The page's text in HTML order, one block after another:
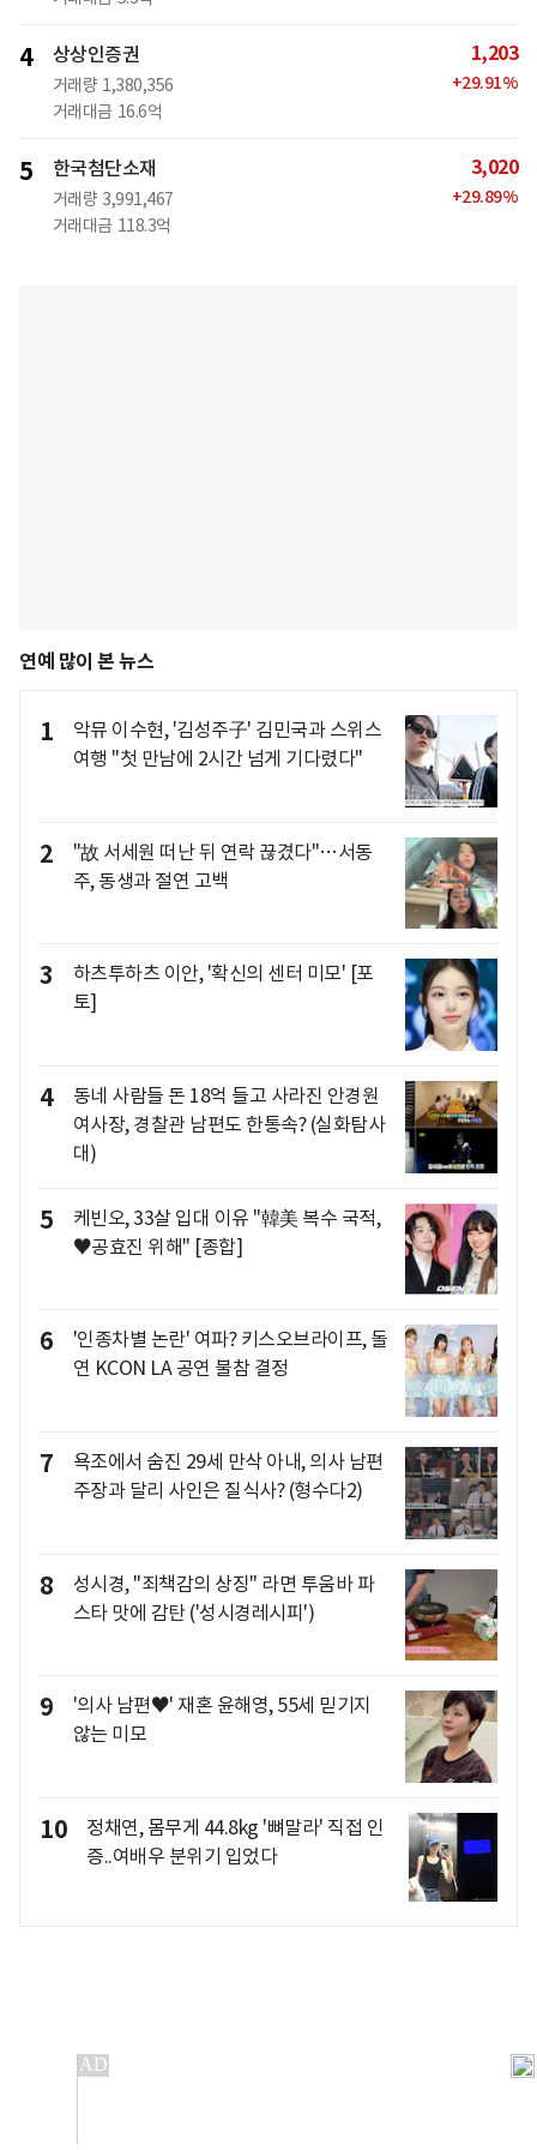
4 상상인증권
거래량 1,380,356
거래대금 16.6억
1,203
+29.91%
5 한국첨단소재
거래량 3,991,467
거래대금 118.3억
3,020
+29.89%
연예 많이 본 뉴스
1
악뮤 이수현, '김성주子' 김민국과 스위스
여행 "첫 만남에 2시간 넘게 기다렸다"
2
"故 서세원 떠난 뒤 연락 끊겼다"…서동
주, 동생과 절연 고백
3
하츠투하츠 이안, '확신의 센터 미모' [포
토]
4
동네 사람들 돈 18억 들고 사라진 안경원
여사장, 경찰관 남편도 한통속? (실화탐사
대)
5
케빈오, 33살 입대 이유 "韓美 복수 국적,
♥공효진 위해" [종합]
6
'인종차별 논란' 여파? 키스오브라이프, 돌
연 KCON LA 공연 불참 결정
7
욕조에서 숨진 29세 만삭 아내, 의사 남편
주장과 달리 사인은 질식사? (형수다2)
8
성시경, "죄책감의 상징" 라면 투움바 파
스타 맛에 감탄 ('성시경레시피')
9
'의사 남편♥' 재혼 윤해영, 55세 믿기지
않는 미모
10
정채연, 몸무게 44.8kg '뼈말라' 직접 인
증..여배우 분위기 입었다